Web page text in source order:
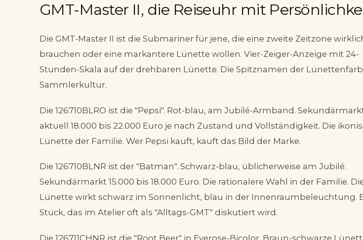
GMT-Master II, die Reiseuhr mit
Die GMT-Master II ist die Submariner für jene, die eine zweite Zeitzone
brauchen oder eine markantere Lünette wollen. Vier-Zeiger-Anzeige mit 24-
Stunden-Skala auf der drehbaren Lünette. Die Spitznamen der
Sammlerkultur.
Die 126710BLRO ist die "Pepsi". Rot-blau, am Jubilé-Armband.
aktuell 18.000 bis 22.000 Euro je nach Zustand und Vollständigkeit. Die
Lünette der Familie. Wer Pepsi kauft, kauft das Bild der Marke.
Die 126710BLNR ist der "Batman". Schwarz-blau, üblicherweise am Jubilé.
Sekundärmarkt 15.000 bis 18.000 Euro. Die rationalere Wahl in der Familie.
Lünette wirkt schwarz im Sonnenlicht, blau in der Innenraumbeleuchtung.
Stück, das im Atelier oft als "Alltags-GMT" diskutiert wird.